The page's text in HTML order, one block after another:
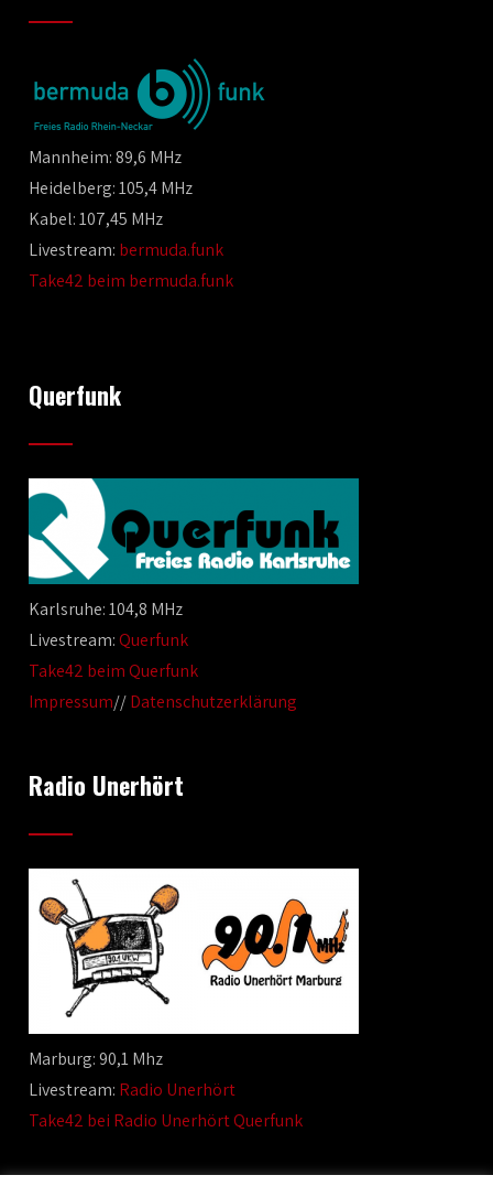
Mannheim: 89,6 MHz
Heidelberg: 105,4 MHz
Kabel: 107,45 MHz
Livestream: bermuda.funk
Take42 beim bermuda.funk
Querfunk
Karlsruhe: 104,8 MHz
Livestream:Querfunk
Take42 beim Querfunk
Impressum//Datenschutzerklärung
Radio Unerhört
Marburg: 90,1 Mhz
Livestream: Radio Unerhört
Take42 bei Radio Unerhört Querfunk